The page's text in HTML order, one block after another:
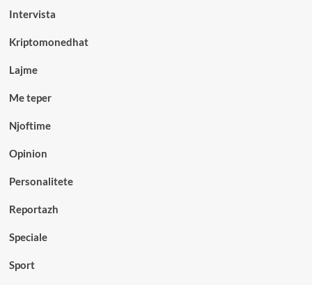
Intervista
Kriptomonedhat
Lajme
Me teper
Njoftime
Opinion
Personalitete
Reportazh
Speciale
Sport